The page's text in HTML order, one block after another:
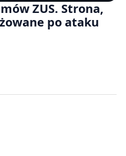
ZUS. Strona,
po ataku